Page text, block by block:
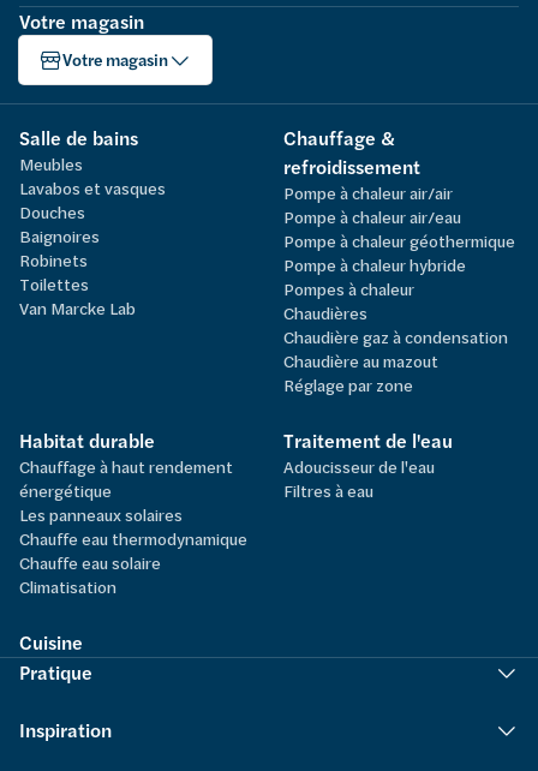
Votre magasin
Votre magasin
Salle de bains
Meubles
Lavabos et vasques
Douches
Baignoires
Robinets
Toilettes
Van Marcke Lab
Chauffage &
refroidissement
Pompe à chaleur air/air
Pompe à chaleur air/eau
Pompe à chaleur géothermique
Pompe à chaleur hybride
Pompes à chaleur
Chaudières
Chaudière gaz à condensation
Chaudière au mazout
Réglage par zone
Habitat durable
Chauffage à haut rendement
énergétique
Les panneaux solaires
Chauffe eau thermodynamique
Chauffe eau solaire
Climatisation
Traitement de l'eau
Adoucisseur de l'eau
Filtres à eau
Cuisine
Pratique
Inspiration